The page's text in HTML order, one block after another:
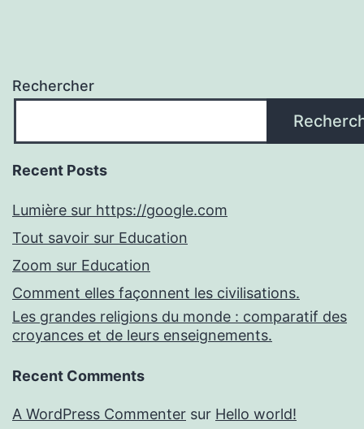
Rechercher
Recent Posts
Lumière sur https://google.com
Tout savoir sur Education
Zoom sur Education
Comment elles façonnent les civilisations.
Les grandes religions du monde : comparatif des
croyances et de leurs enseignements.
Recent Comments
A WordPress Commenter sur Hello world!